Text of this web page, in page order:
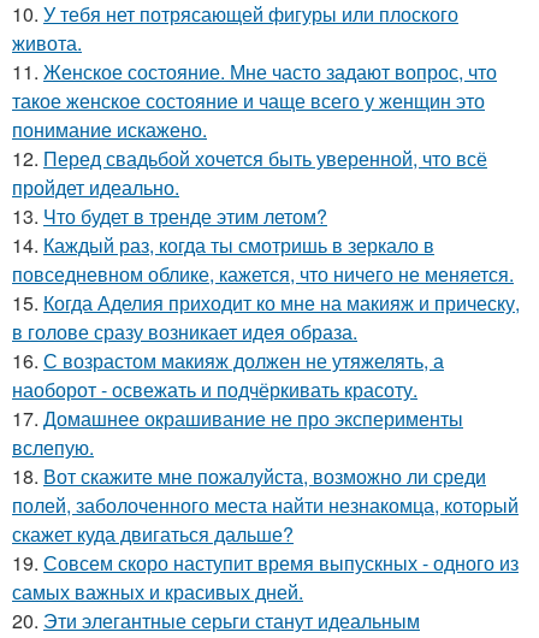
10. У тебя нет потрясающей фигуры или плоского
живота.
11. Женское состояние. Мне часто задают вопрос, что
такое женское состояние и чаще всего у женщин это
понимание искажено.
12. Перед свадьбой хочется быть уверенной, что всё
пройдет идеально.
13. Что будет в тренде этим летом?
14. Каждый раз, когда ты смотришь в зеркало в
повседневном облике, кажется, что ничего не меняется.
15. Когда Аделия приходит ко мне на макияж и прическу,
в голове сразу возникает идея образа.
16. С возрастом макияж должен не утяжелять, а
наоборот - освежать и подчёркивать красоту.
17. Домашнее окрашивание не про эксперименты
вслепую.
18. Вот скажите мне пожалуйста, возможно ли среди
полей, заболоченного места найти незнакомца, который
скажет куда двигаться дальше?
19. Совсем скоро наступит время выпускных - одного из
самых важных и красивых дней.
20. Эти элегантные серьги станут идеальным